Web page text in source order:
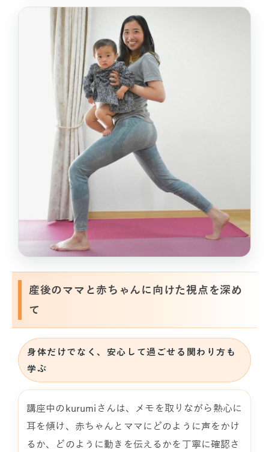
産後のママと赤ちゃんに向けた視点を深め
て
身体だけでなく、安心して過ごせる関わり方も
学ぶ
講座中のkurumiさんは、メモを取りながら熱心に
耳を傾け、赤ちゃんとママにどのように声をかけ
るか、どのように動きを伝えるかを丁寧に確認さ